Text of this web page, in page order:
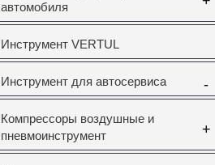
автомобиля
Инструмент VERTUL
Инструмент для автосервиса -
Компрессоры воздушные и
пневмоинструмент
+